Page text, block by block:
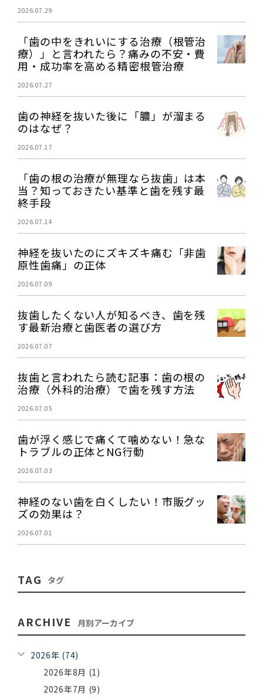
2026.07.29
「歯の中をきれいにする治療（根管治
療）」と言われたら？痛みの不安・費
用・成功率を高める精密根管治療
2026.07.27
歯の神経を抜いた後に「膿」が溜まる
のはなぜ？
2026.07.17
「歯の根の治療が無理なら抜歯」は本
当？知っておきたい基準と歯を残す最
終手段
2026.07.14
神経を抜いたのにズキズキ痛む「非歯
原性歯痛」の正体
2026.07.09
抜歯したくない人が知るべき、歯を残
す最新治療と歯医者の選び方
2026.07.07
抜歯と言われたら読む記事：歯の根の
治療（外科的治療）で歯を残す方法
2026.07.05
歯が浮く感じで痛くて噛めない！急な
トラブルの正体とNG行動
2026.07.03
神経のない歯を白くしたい！市販グッ
ズの効果は？
2026.07.01
TAG タグ
ARCHIVE 月別アーカイブ
2026年 (74)
2026年8月 (1)
2026年7月 (9)